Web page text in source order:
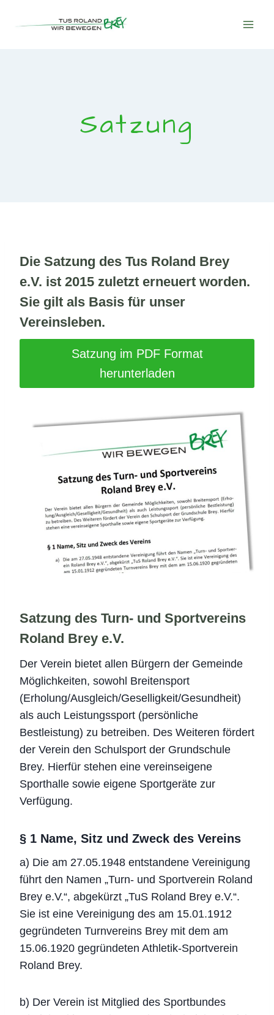
Inhalt
Satzung
Die Satzung des Tus Roland Brey
e.V. ist 2015 zuletzt erneuert worden.
Sie gilt als Basis für unser
Vereinsleben.
Satzung im PDF Format
herunterladen
Satzung des Turn- und Sportvereins
Roland Brey e.V.
Der Verein bietet allen Bürgern der Gemeinde
Möglichkeiten, sowohl Breitensport
(Erholung/Ausgleich/Geselligkeit/Gesundheit)
als auch Leistungssport (persönliche
Bestleistung) zu betreiben. Des Weiteren fördert
der Verein den Schulsport der Grundschule
Brey. Hierfür stehen eine vereinseigene
Sporthalle sowie eigene Sportgeräte zur
Verfügung.
§ 1 Name, Sitz und Zweck des Vereins
a) Die am 27.05.1948 entstandene Vereinigung
führt den Namen „Turn- und Sportverein Roland
Brey e.V.“, abgekürzt „TuS Roland Brey e.V.“.
Sie ist eine Vereinigung des am 15.01.1912
gegründeten Turnvereins Brey mit dem am
15.06.1920 gegründeten Athletik-Sportverein
Roland Brey.
b) Der Verein ist Mitglied des Sportbundes